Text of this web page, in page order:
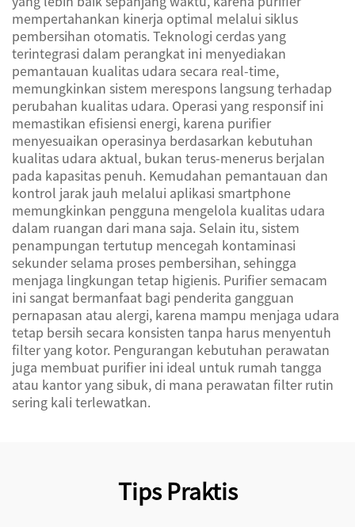
mempertahankan kinerja optimal melalui siklus
pembersihan otomatis. Teknologi cerdas yang
terintegrasi dalam perangkat ini menyediakan
pemantauan kualitas udara secara real-time,
memungkinkan sistem merespons langsung terhadap
perubahan kualitas udara. Operasi yang responsif ini
memastikan efisiensi energi, karena purifier
menyesuaikan operasinya berdasarkan kebutuhan
kualitas udara aktual, bukan terus-menerus berjalan
pada kapasitas penuh. Kemudahan pemantauan dan
kontrol jarak jauh melalui aplikasi smartphone
memungkinkan pengguna mengelola kualitas udara
dalam ruangan dari mana saja. Selain itu, sistem
penampungan tertutup mencegah kontaminasi
sekunder selama proses pembersihan, sehingga
menjaga lingkungan tetap higienis. Purifier semacam
ini sangat bermanfaat bagi penderita gangguan
pernapasan atau alergi, karena mampu menjaga udara
tetap bersih secara konsisten tanpa harus menyentuh
filter yang kotor. Pengurangan kebutuhan perawatan
juga membuat purifier ini ideal untuk rumah tangga
atau kantor yang sibuk, di mana perawatan filter rutin
sering kali terlewatkan.
Tips Praktis